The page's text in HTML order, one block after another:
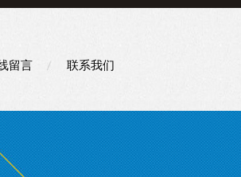
留言 联系我们